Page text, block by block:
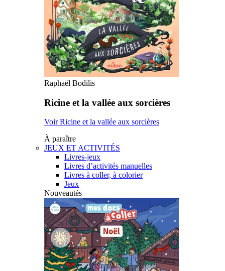
Raphaël Bodilis
Ricine et la vallée aux sorcières
Voir Ricine et la vallée aux sorcières
À paraître
JEUX ET ACTIVITÉS
Livres-jeux
Livres d’activités manuelles
Livres à coller, à colorier
Jeux
Nouveautés